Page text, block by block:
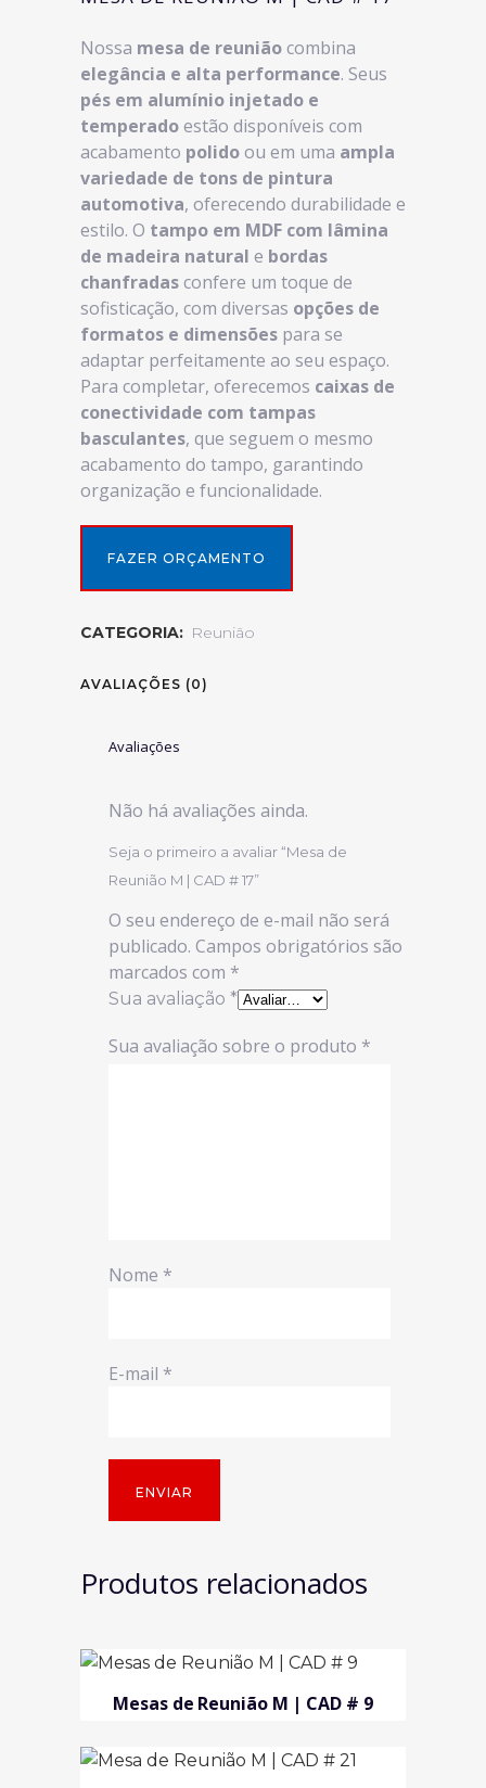
Nossa mesa de reuniãocombina
elegância e alta performance. Seus
pés em alumínio injetado e
temperadoestão disponíveis com
acabamento polidoou em uma ampla
variedade de tons de pintura
automotiva, oferecendo durabilidade e
estilo. O tampo em MDF com lâmina
de madeira natural e bordas
chanfradasconfere um toque de
sofisticação, com diversas opções de
formatos e dimensões para se
adaptar perfeitamente ao seu espaço.
Para completar, oferecemos caixas de
conectividade com tampas
basculantes, que seguem o mesmo
acabamento do tampo, garantindo
organização e funcionalidade.
FAZER ORÇAMENTO
CATEGORIA: Reunião
AVALIAÇÕES (0)
Avaliações
Não há avaliações ainda.
Seja o primeiro a avaliar “Mesa de
Reunião M | CAD # 17”
O seu endereço de e-mail não será
publicado. Campos obrigatórios são
marcados com *
Sua avaliação *
Sua avaliação sobre o produto *
Nome *
E-mail *
Produtos relacionados
Mesas de Reunião M | CAD # 9